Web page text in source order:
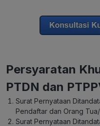
Persyaratan
PTDN dan
Surat Pernyataan
Pendaftar dan Orang Tua/
Surat Pernyataan